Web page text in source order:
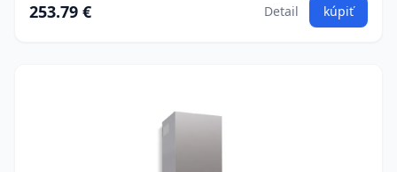
253.79 € Detail kúpiť